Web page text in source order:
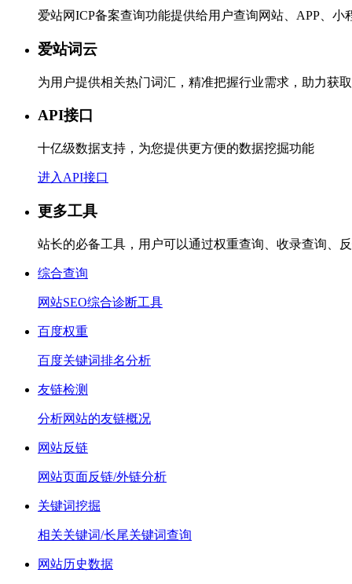
爱站网ICP备案查询功能提供给用户查询网站、APP、
爱站词云
为用户提供相关热门词汇，精准把握行业需求，助力获取
API接口
十亿级数据支持，为您提供更方便的数据挖掘功能
进入API接口
更多工具
站长的必备工具，用户可以通过权重查询、收录查询、
综合查询
网站SEO综合诊断工具
百度权重
百度关键词排名分析
友链检测
分析网站的友链概况
网站反链
网站页面反链/外链分析
关键词挖掘
相关关键词/长尾关键词查询
网站历史数据